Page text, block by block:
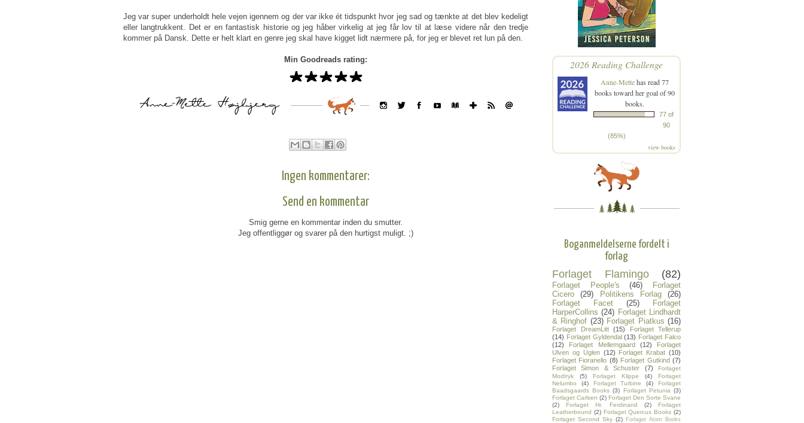
Jeg var super underholdt hele vejen igennem og der var ikke ét tidspunkt hvor jeg sad og tænkte at det blev kedeligt
eller langtrukkent. Det er en fantastisk historie og jeg håber virkelig at jeg får lov til at læse videre når den tredje
kommer på Dansk. Dette er helt klart en genre jeg skal have kigget lidt nærmere på, for jeg er blevet ret lun på den.
Min Goodreads rating:
Ingen kommentarer:
Send en kommentar
Smig gerne en kommentar inden du smutter.
Jeg offentliggør og svarer på den hurtigst muligt. ;)
2026 Reading Challenge
Anne-Mettehas read 77
books toward her goal of 90
books.
77 of
90
(85%)
view books
Boganmeldelserne fordelt i
forlag
Forlaget Flamingo (82)
Forlaget People's (46)
Forlaget
Cicero
(29) Politikens Forlag
(26)
Forlaget Facet
(25)
Forlaget
HarperCollins (24) Forlaget Lindhardt
& Ringhof (23) Forlaget Piatkus (16)
Forlaget DreamLitt (15)
Forlaget Tellerup
(14) Forlaget Gyldendal (13) Forlaget Falco
(12)
Forlaget Mellemgaard (12)
Forlaget
Ulven og Uglen (12) Forlaget Krabat (10)
Forlaget Fioranello (8) Forlaget Gutkind (7)
Forlaget Simon & Schuster
(7)
Forlaget
Modtryk
(5) Forlaget Klippe (4)
Forlaget
Nelumbo
(4) Forlaget Turbine (4)
Forlaget
Baadsgaards Books (3) Forlaget Petunia (3)
Forlaget Carlsen (2) Forlaget Den Sorte Svane
(2)
Forlaget Hr. Ferdinand (2)
Forlaget
Leatherbound (2) Forlaget Quercus Books (2)
Forlaget Second Sky (2) Forlaget Atom Books